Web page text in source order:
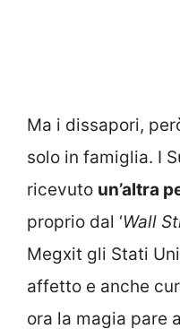
Ma i dissapori,
solo in famiglia. I
ricevuto un’altra
proprio dal ‘Wall
Megxit gli Stati
affetto e anche
ora la magia pare